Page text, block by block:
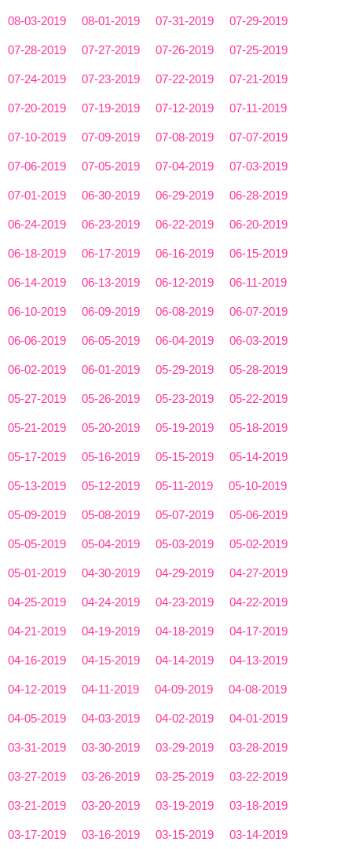
08-03-2019 08-01-2019 07-31-2019 07-29-2019
07-28-2019 07-27-2019 07-26-2019 07-25-2019
07-24-2019 07-23-2019 07-22-2019 07-21-2019
07-20-2019 07-19-2019 07-12-2019 07-11-2019
07-10-2019 07-09-2019 07-08-2019 07-07-2019
07-06-2019 07-05-2019 07-04-2019 07-03-2019
07-01-2019 06-30-2019 06-29-2019 06-28-2019
06-24-2019 06-23-2019 06-22-2019 06-20-2019
06-18-2019 06-17-2019 06-16-2019 06-15-2019
06-14-2019 06-13-2019 06-12-2019 06-11-2019
06-10-2019 06-09-2019 06-08-2019 06-07-2019
06-06-2019 06-05-2019 06-04-2019 06-03-2019
06-02-2019 06-01-2019 05-29-2019 05-28-2019
05-27-2019 05-26-2019 05-23-2019 05-22-2019
05-21-2019 05-20-2019 05-19-2019 05-18-2019
05-17-2019 05-16-2019 05-15-2019 05-14-2019
05-13-2019 05-12-2019 05-11-2019 05-10-2019
05-09-2019 05-08-2019 05-07-2019 05-06-2019
05-05-2019 05-04-2019 05-03-2019 05-02-2019
05-01-2019 04-30-2019 04-29-2019 04-27-2019
04-25-2019 04-24-2019 04-23-2019 04-22-2019
04-21-2019 04-19-2019 04-18-2019 04-17-2019
04-16-2019 04-15-2019 04-14-2019 04-13-2019
04-12-2019 04-11-2019 04-09-2019 04-08-2019
04-05-2019 04-03-2019 04-02-2019 04-01-2019
03-31-2019 03-30-2019 03-29-2019 03-28-2019
03-27-2019 03-26-2019 03-25-2019 03-22-2019
03-21-2019 03-20-2019 03-19-2019 03-18-2019
03-17-2019 03-16-2019 03-15-2019 03-14-2019